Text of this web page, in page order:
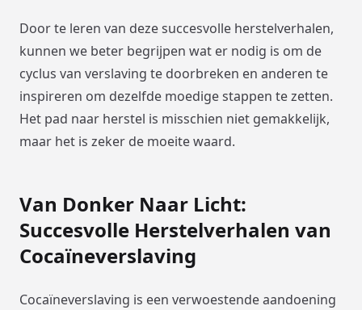
Door te leren van deze succesvolle herstelverhalen,
kunnen we beter begrijpen wat er nodig is om de
cyclus van verslaving te doorbreken en anderen te
inspireren om dezelfde moedige stappen te zetten.
Het pad naar herstel is misschien niet gemakkelijk,
maar het is zeker de moeite waard.
Van Donker Naar Licht:
Succesvolle Herstelverhalen van
Cocaïneverslaving
Cocaïneverslaving is een verwoestende aandoening